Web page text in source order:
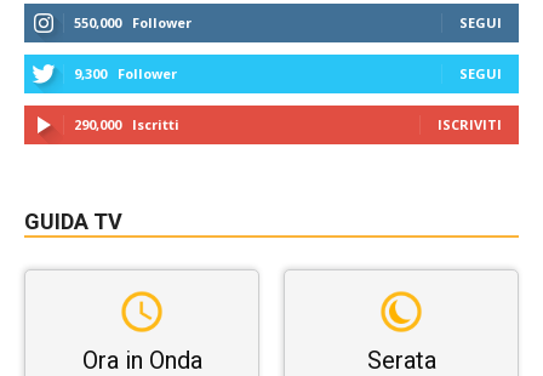
550,000 Follower SEGUI
9,300 Follower SEGUI
290,000 Iscritti ISCRIVITI
GUIDA TV
Ora in Onda Serata